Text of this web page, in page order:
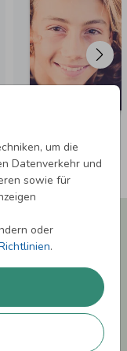
um die
Datenverkehr und
sowie für
oder
.
Rabatt**